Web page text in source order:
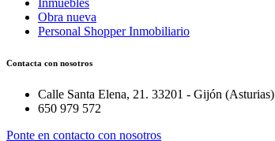
Inmuebles
Obra nueva
Personal Shopper Inmobiliario
Contacta con nosotros
Calle Santa Elena, 21. 33201 - Gijón (Asturias)
650 979 572
Ponte en contacto con nosotros